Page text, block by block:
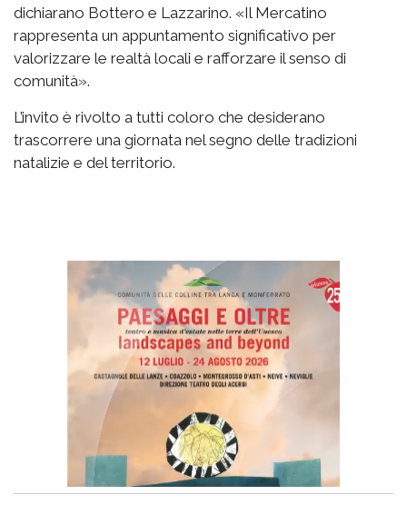
dichiarano Bottero e Lazzarino. «Il Mercatino
rappresenta un appuntamento significativo per
valorizzare le realtà locali e rafforzare il senso di
comunità».
L’invito è rivolto a tutti coloro che desiderano
trascorrere una giornata nel segno delle tradizioni
natalizie e del territorio.